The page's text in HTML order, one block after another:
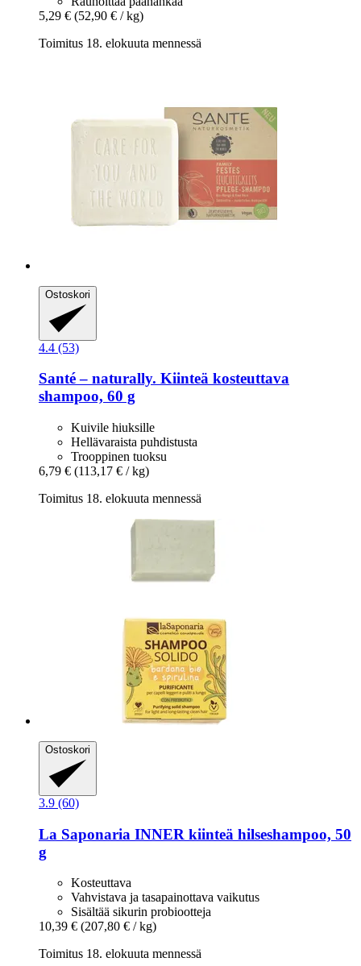
5,29 € (52,90 € / kg)
Toimitus 18. elokuuta mennessä
Ostoskori
4.4 (53)
Santé – naturally. Kiinteä kosteuttava
shampoo, 60 g
Kuivile hiuksille
Hellävaraista puhdistusta
Trooppinen tuoksu
6,79 € (113,17 € / kg)
Toimitus 18. elokuuta mennessä
Ostoskori
3.9 (60)
La Saponaria INNER kiinteä hilseshampoo, 50
g
Kosteuttava
Vahvistava ja tasapainottava vaikutus
Sisältää sikurin probiootteja
10,39 € (207,80 € / kg)
Toimitus 18. elokuuta mennessä